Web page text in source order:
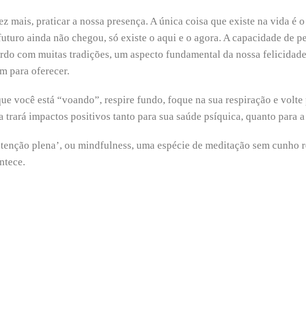
mais, praticar a nossa presença. A única coisa que existe na vida é
ainda não chegou, só existe o aqui e o agora. A capacidade de
com muitas tradições, um aspecto fundamental da nossa
para oferecer.
você está “voando”, respire fundo, foque na sua respiração e
trará impactos positivos tanto para sua saúde psíquica, quanto para
plena’, ou mindfulness, uma espécie de meditação sem